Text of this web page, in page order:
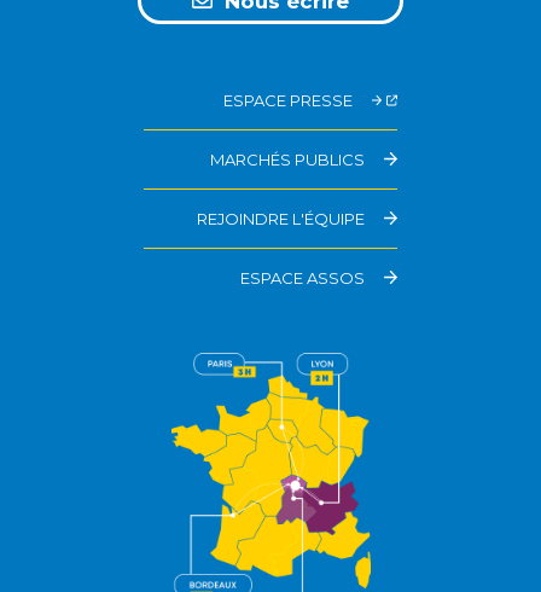
ESPACE PRESSE
MARCHÉS PUBLICS
REJOINDRE L'ÉQUIPE
ESPACE ASSOS